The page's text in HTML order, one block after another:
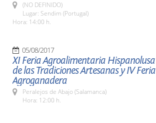
(NO DEFINIDO)
Lugar: Sendim (Portugal)
Hora: 14:00 h.
05/08/2017
XI Feria Agroalimentaria Hispanolusa
de las Tradiciones Artesanas y IV Feria
Agroganadera
Peralejos de Abajo (Salamanca)
Hora: 12:00 h.